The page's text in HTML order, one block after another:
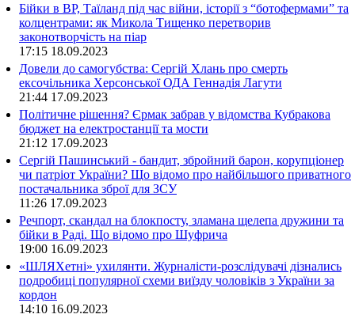
Бійки в ВР, Таїланд під час війни, історії з “ботофермами” та
колцентрами: як Микола Тищенко перетворив
законотворчість на піар
17:15 18.09.2023
Довели до самогубства: Сергій Хлань про смерть
ексочільника Херсонської ОДА Геннадія Лагути
21:44 17.09.2023
Політичне рішення? Єрмак забрав у відомства Кубракова
бюджет на електростанції та мости
21:12 17.09.2023
Сергій Пашинський - бандит, збройний барон, корупціонер
чи патріот України? Що відомо про найбільшого приватного
постачальника зброї для ЗСУ
11:26 17.09.2023
Речпорт, скандал на блокпосту, зламана щелепа дружини та
бійки в Раді. Що відомо про Шуфрича
19:00 16.09.2023
«ШЛЯХетні» ухилянти. Журналісти-розслідувачі дізнались
подробиці популярної схеми виїзду чоловіків з України за
кордон
14:10 16.09.2023